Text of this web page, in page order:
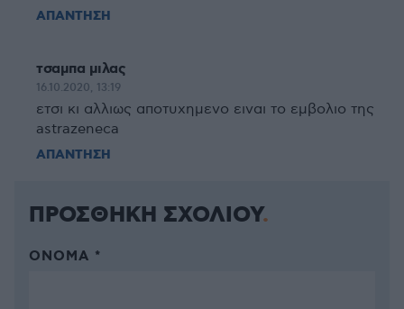
ΑΠΑΝΤΗΣΗ
τσαμπα μιλας
16.10.2020, 13:19
ετσι κι αλλιως αποτυχημενο ειναι το εμβολιο της
astrazeneca
ΑΠΑΝΤΗΣΗ
ΠΡΟΣΘΗΚΗ ΣΧΟΛΙΟΥ
ΌΝΟΜΑ *